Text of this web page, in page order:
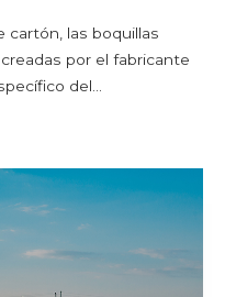
cartón, las boquillas
por el fabricante
del...